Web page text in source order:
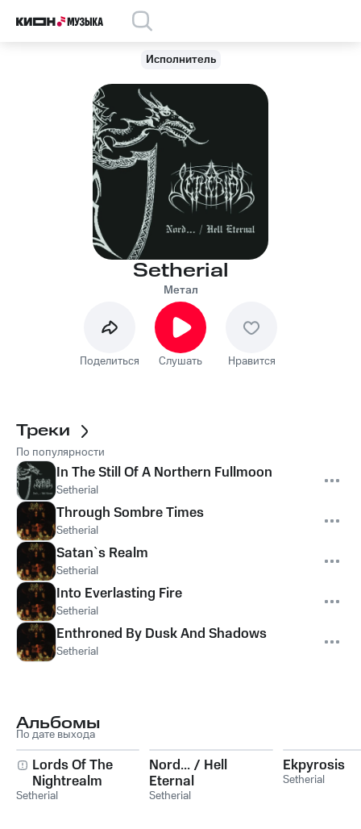
Исполнитель
Setherial
Метал
Поделиться Слушать Нравится
Треки
По популярности
In The Still Of A Northern Fullmoon
Setherial
Through Sombre Times
Setherial
Satan`s Realm
Setherial
Into Everlasting Fire
Setherial
Enthroned By Dusk And Shadows
Setherial
Альбомы
По дате выхода
Lords Of The
Nightrealm
Setherial
Nord... / Hell
Eternal
Setherial
Ekpyrosis
Setherial